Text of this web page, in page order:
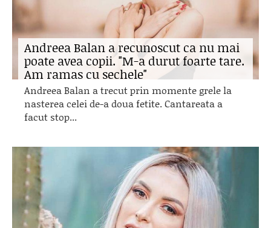
Andreea Balan a recunoscut ca nu mai
poate avea copii. "M-a durut foarte tare.
Am ramas cu sechele"
Andreea Balan a trecut prin momente grele la
nasterea celei de-a doua fetite. Cantareata a
facut stop...